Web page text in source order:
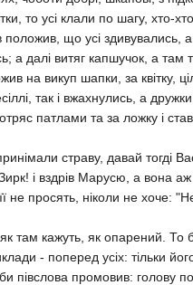
то усi клали по шагу, хто-
положив, що усi здивувались,
а далi витяг капшучок, а
на викуп шапки, за квiтку,
так i вжахнулись, а
патлами та за ложку i
страву, давай тогдi
i вздрiв Марусю, а вона
не просять, нiколи не хоче:
там кажуть, як опарений. То
- поперед усiх: тiльки
пiвслова промовив: голову